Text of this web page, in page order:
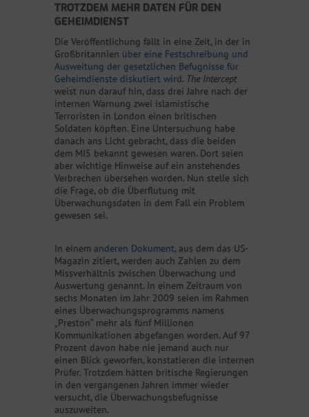
TROTZDEM MEHR DATEN FÜR DEN
GEHEIMDIENST
Die Veröffentlichung fällt in eine Zeit, in der in
Großbritannien über eine Festschreibung und
Ausweitung der gesetzlichen Befugnisse für
Geheimdienste diskutiert wird. The Intercept
weist nun darauf hin, dass drei Jahre nach der
internen Warnung zwei islamistische
Terroristen in London einen britischen
Soldaten köpften. Eine Untersuchung habe
danach ans Licht gebracht, dass die beiden
dem MI5 bekannt gewesen waren. Dort seien
aber wichtige Hinweise auf ein anstehendes
Verbrechen übersehen worden. Nun stelle sich
die Frage, ob die Überflutung mit
Überwachungsdaten in dem Fall ein Problem
gewesen sei.
In einem anderen Dokument, aus dem das US-
Magazin zitiert, werden auch Zahlen zu dem
Missverhältnis zwischen Überwachung und
Auswertung genannt. In einem Zeitraum von
sechs Monaten im Jahr 2009 seien im Rahmen
eines Überwachungsprogramms namens
„Preston“ mehr als fünf Millionen
Kommunikationen abgefangen worden. Auf 97
Prozent davon habe nie jemand auch nur
einen Blick geworfen, konstatieren die internen
Prüfer. Trotzdem hätten britische Regierungen
in den vergangenen Jahren immer wieder
versucht, die Überwachungsbefugnisse
auszuweiten.